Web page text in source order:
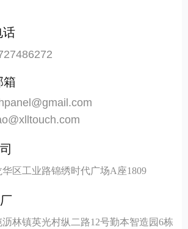
区工业路锦绣时代广场A座1809
林镇英光村纵二路12号勤本智造园6栋
话
箱